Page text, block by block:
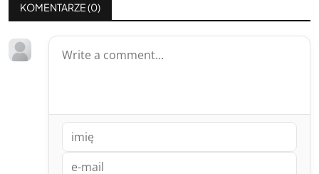
KOMENTARZE (0)